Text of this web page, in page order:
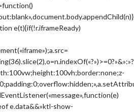
e(t){if(!r.iframeReady)
e.data&&»ktl-show-